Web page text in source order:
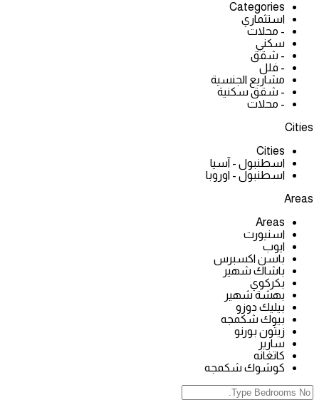
Categories
استثماري
- محلات
سكني
- شقق
- فلل
مشاريع الجنسية
- شقق سكنية
- محلات
Cities
Cities
اسطنبول - آسيا
اسطنبول - اوروبا
Areas
Areas
اسنيورت
ايوب
باسن اكسبرس
باشاك شهير
بكركوي
بهشة شهير
بيليك دوزو
بيوك شكمجه
زيتون بورنو
سارير
كاتغانه
كوشوك شكمجه